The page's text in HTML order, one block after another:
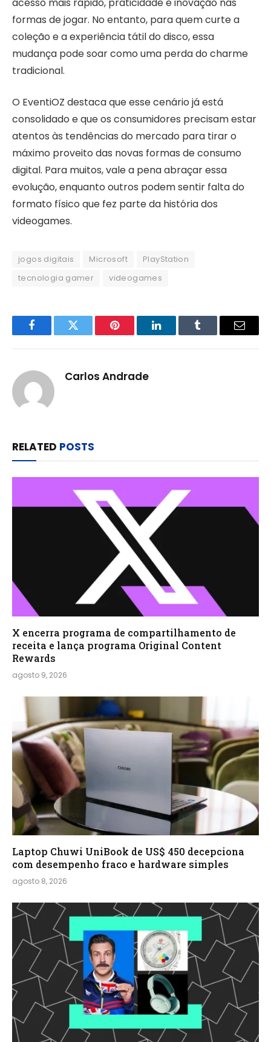
formas de jogar. No entanto, para quem curte a
coleção e a experiência tátil do disco, essa
mudança pode soar como uma perda do charme
tradicional.
O EventiOZ destaca que esse cenário já está
consolidado e que os consumidores precisam estar
atentos às tendências do mercado para tirar o
máximo proveito das novas formas de consumo
digital. Para muitos, vale a pena abraçar essa
evolução, enquanto outros podem sentir falta do
formato físico que fez parte da história dos
videogames.
jogos digitais Microsoft
PlayStation
tecnologia gamer
videogames
FacebookTwitter Pinterest LinkedInTumblr Email
Carlos Andrade
RELATED POSTS
X encerra programa de compartilhamento de
receita e lança programa Original Content
Rewards
agosto 9, 2026
Laptop Chuwi UniBook de US$ 450 decepciona
com desempenho fraco e hardware simples
agosto 8, 2026